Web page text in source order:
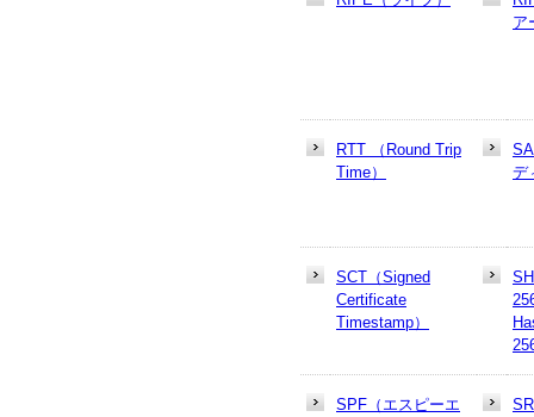
ア
RTT （Round Trip
Time）
デ
SCT（Signed
Certificate
Timestamp）
SPF（エスピーエ